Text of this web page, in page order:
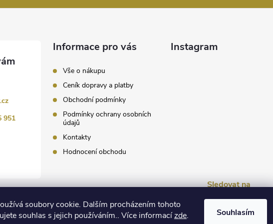
soubory cookie. Dalším procházením tohoto
souhlas s jejich používáním.. Více informacízde. Souhlasím
951
Informace pro vás
Vše o nákupu
Ceník dopravy a platby
Obchodní podmínky
Podmínky ochrany osobních
údajů
Kontakty
Hodnocení obchodu
Instagram
Sledovat na
Instagramu